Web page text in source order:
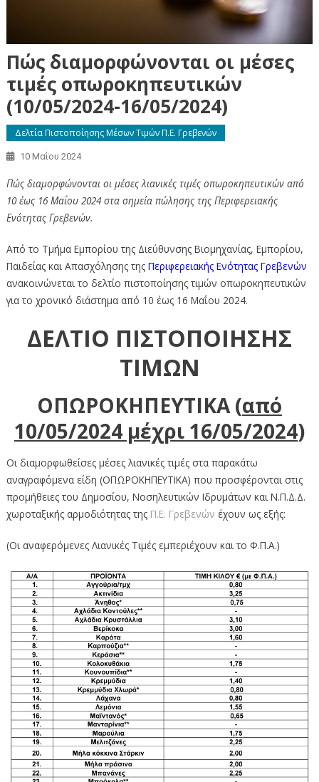
Πώς διαμορφώνονται οι μέσες
τιμές οπωροκηπευτικών
(10/05/2024-16/05/2024)
Δελτία Πιστοποίησης Μέσων Τιμών Π.Ε. Γρεβενών
10 Μαΐου 2024
Πώς διαμορφώνονται οι μέσες λιανικές τιμές οπωροκηπευτικών από
10 έως 16 Μαΐου 2024 στα σημεία πώλησης της Περιφερειακής
Ενότητας Γρεβενών.
Από το Τμήμα Εμπορίου της Διεύθυνσης Βιομηχανίας, Εμπορίου,
Παιδείας και Απασχόλησης της Περιφερειακής Ενότητας Γρεβενών
ανακοινώνεται το δελτίο πιστοποίησης τιμών οπωροκηπευτικών
για το χρονικό διάστημα από 10 έως 16 Μαΐου 2024.
ΔΕΛΤΙΟ ΠΙΣΤΟΠΟΙΗΣΗΣ
ΤΙΜΩΝ
ΟΠΩΡΟΚΗΠΕΥΤΙΚΑ (από
10/05/2024 μέχρι 16/05/2024)
Οι διαμορφωθείσες μέσες λιανικές τιμές στα παρακάτω
αναγραφόμενα είδη (ΟΠΩΡΟΚΗΠΕΥΤΙΚΑ) που προσφέρονται στις
προμήθειες του Δημοσίου, Νοσηλευτικών Ιδρυμάτων και Ν.Π.Δ.Δ.
χωροταξικής αρμοδιότητας της Π.Ε. Γρεβενών έχουν ως εξής:
(Οι αναφερόμενες Λιανικές Τιμές εμπεριέχουν και το Φ.Π.Α.)